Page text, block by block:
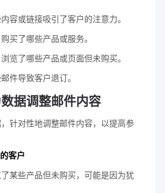
容或链接吸引了客户的注意力。
买了哪些产品或服务。
览了哪些产品或页面但未购买。
件导致客户退订。
据调整邮件内容
针对性地调整邮件内容，以提高参
客户
某些产品但未购买，可能是因为犹